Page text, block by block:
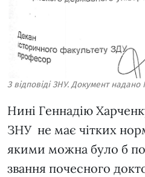
З відповіді ЗНУ. Документ
Нині Геннадію
ЗНУ не має чітких
якими можна було б
звання почесного